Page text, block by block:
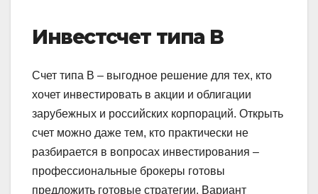
Инвестсчет типа В
Счет типа В – выгодное решение для тех, кто
хочет инвестировать в акции и облигации
зарубежных и российских корпораций. Открыть
счет можно даже тем, кто практически не
разбирается в вопросах инвестирования –
профессиональные брокеры готовы
предложить готовые стратегии. Вариант